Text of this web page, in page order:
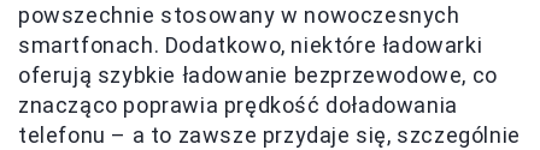
powszechnie stosowany w nowoczesnych
smartfonach. Dodatkowo, niektóre ładowarki
oferują szybkie ładowanie bezprzewodowe, co
znacząco poprawia prędkość doładowania
telefonu – a to zawsze przydaje się, szczególnie